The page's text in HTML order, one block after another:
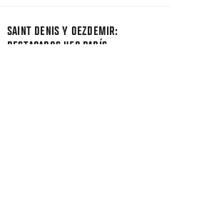
SAINT DENIS Y OEZDEMIR:
DESTACADOS UFC PARÍS